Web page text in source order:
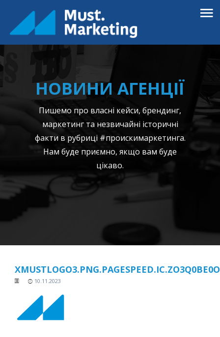
НОВИНИ АГЕНЦІЇ
Пишемо про власні кейси, брендинг,
маркетинг та незвичайні історичні
факти в рубриці #проискимаркетинга.
Нам буде приємно, якщо вам буде
цікаво.
10.11.2023